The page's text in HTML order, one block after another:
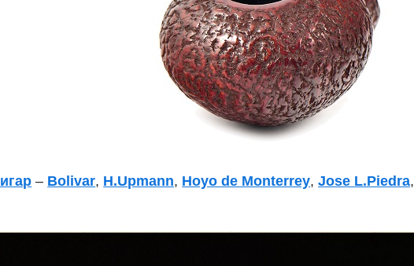
– Bolivar, H.Upmann, Hoyo de Monterrey,Jose L.Piedra,